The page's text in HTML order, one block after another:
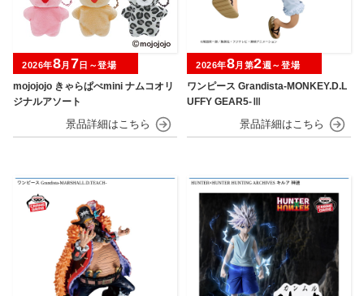
mojojojo きゃらぱぺmini ナムコオリ
ジナルアソート
2026年8月 7 日～登場
ワンピース Grandista-MONKEY.D.L
UFFY GEAR5-Ⅲ
2026年8月第2週～登場